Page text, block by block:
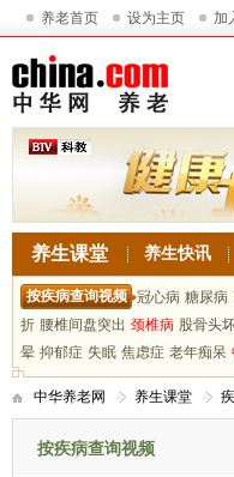
养老首页 设为主页 加
养生课堂 养生快讯
按疾病查询视频 冠心病 糖尿病
折 腰椎间盘突出 颈椎病 股骨头
晕 抑郁症 失眠 焦虑症 老年痴呆
中华养老网 养生课堂
按疾病查询视频